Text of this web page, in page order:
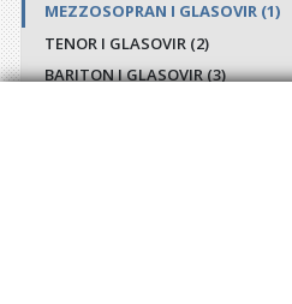
MEZZOSOPRAN I GLASOVIR (1)
TENOR I GLASOVIR (2)
BARITON I GLASOVIR(3)